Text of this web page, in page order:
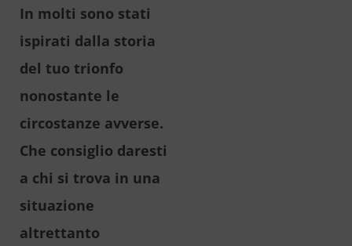
In molti sono stati
ispirati dalla storia
del tuo trionfo
nonostante le
circostanze avverse.
Che consiglio daresti
a chi si trova in una
situazione
altrettanto